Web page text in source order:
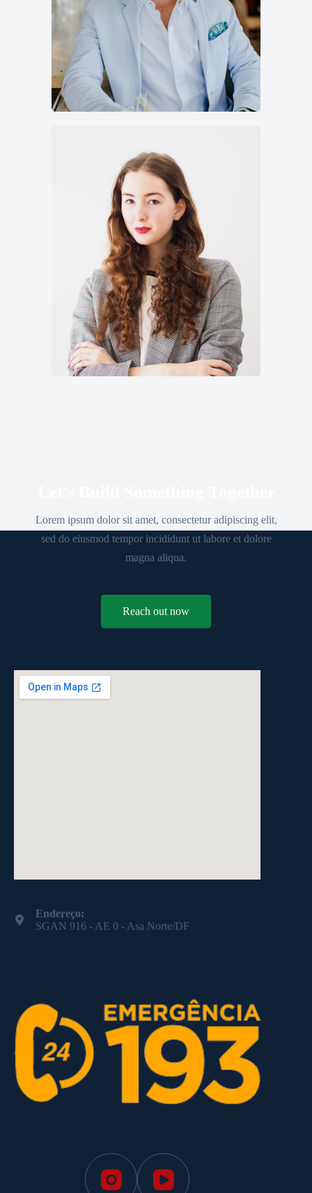
Lorem ipsum dolor sit amet, consectetur adipiscing elit,
sed do eiusmod tempor incididunt ut labore et dolore
magna aliqua.
Reach out now
Endereço:
SGAN 916 - AE 0 - Asa Norte/DF